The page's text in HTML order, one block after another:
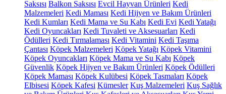
Saksısı Balkon Saksısı Evcil Hayvan Ürünleri Kedi
Malzemeleri Kedi Maması Kedi Hijyen ve Bakım Ürünleri
Kedi Kumları Kedi Mama ve Su Kabı Kedi Evi Kedi Yatağı
Kedi Oyuncakları Kedi Tuvaleti ve Aksesuarları Kedi
Ödülleri Kedi Tırmalaması Kedi Vitamini Kedi Taşıma
Çantası Köpek Malzemeleri Köpek Yatağı Köpek Vitamini
Köpek Oyuncakları Köpek Mama ve Su Kabı Köpek
Güvenlik Köpek Hijyen ve Bakım Ürünleri Köpek Ödülleri
Köpek Maması Köpek Kulübesi Köpek Tasmaları Köpek
Elbisesi Köpek Kafesi Kümesler Kuş Malzemeleri Kuş Sağlık